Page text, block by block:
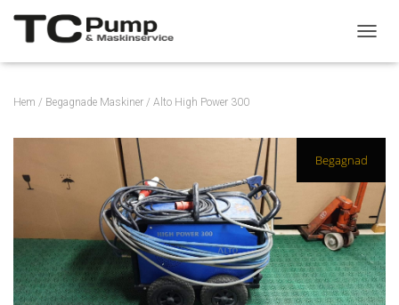
L
V
N
V
I
G
E
R
I
Hem / Begagnade Maskiner / Alto High Power 300
Begagnad